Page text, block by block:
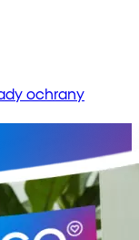
ochrany